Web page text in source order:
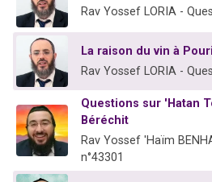
Rav Yossef LORIA -
La raison du vin à
Rav Yossef LORIA -
Questions sur 'Hatan
Béréchit
Rav Yossef 'Haïm
n°43301